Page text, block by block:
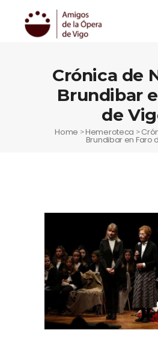
Crónica de
Brundibar
de
Home >Hemeroteca >
Brundibar en Faro